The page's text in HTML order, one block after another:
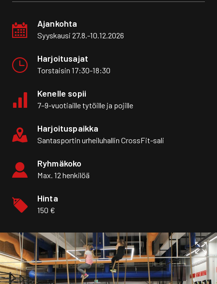
Ajankohta
Syyskausi 27.8.-10.12.2026
Harjoitusajat
Torstaisin 17:30-18:30
Kenelle sopii
7–9-vuotiaille tytöille ja pojille
Harjoituspaikka
Santasportin urheiluhallin CrossFit-sali
Ryhmäkoko
Max. 12 henkilöä
Hinta
150 €